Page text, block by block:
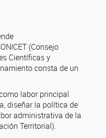
(Consejo
Científicas y
consta de un
labor principal
diseñar la política de
administrativa de la
Territorial).